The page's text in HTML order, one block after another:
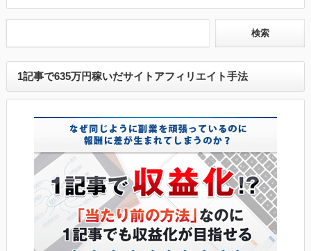
1記事で635万円稼いだサイトアフィリエイト手法